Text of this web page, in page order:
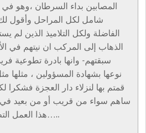
المصابين بداء السرطان ،وهو
شامل لكل المراحل وأقول لك
الفاضلة ولكل التلاميذ الذين لم
الذهاب إلى المركب ان نيتهم في
سبقتهم- وانها بادرة تطوعية
نوعها بشهادة المسؤولين ، مثلها
قمتم بها لنزلاء دار العجزة فشكرا
ساهم سواء من قريب أو من بعيد في
هذا العمل التطوعي…..